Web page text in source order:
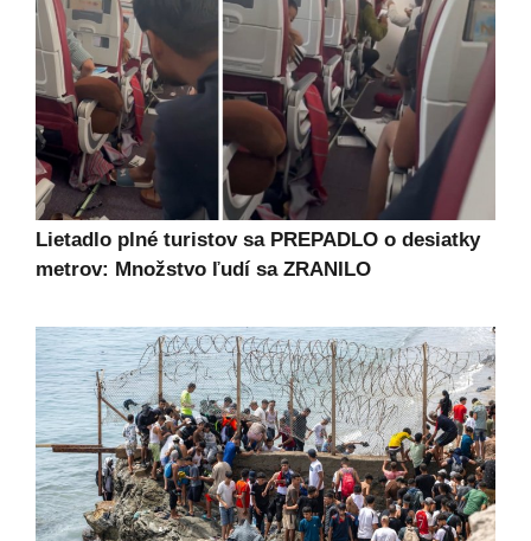
Lietadlo plné turistov sa PREPADLO o desiatky
metrov: Množstvo ľudí sa ZRANILO